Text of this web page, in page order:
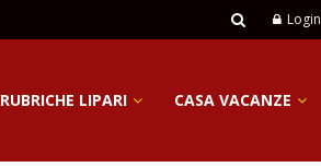
Login
RUBRICHE LIPARI CASA VACANZE